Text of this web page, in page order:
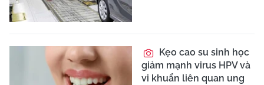
Kẹo cao su sinh học
giảm mạnh virus HPV và
vi khuẩn liên quan ung